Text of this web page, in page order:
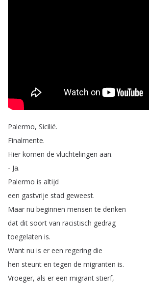
Palermo, Sicilië.
Finalmente.
Hier komen de vluchtelingen aan.
- Ja.
Palermo is altijd
een gastvrije stad geweest.
Maar nu beginnen mensen te denken
dat dit soort van racistisch gedrag
toegelaten is.
Want nu is er een regering die
hen steunt en tegen de migranten is.
Vroeger, als er een migrant stierf,